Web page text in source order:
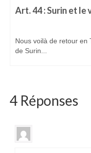
Art. 44 : Surin et
Nous voilà de retour en
de Surin...
4 Réponses